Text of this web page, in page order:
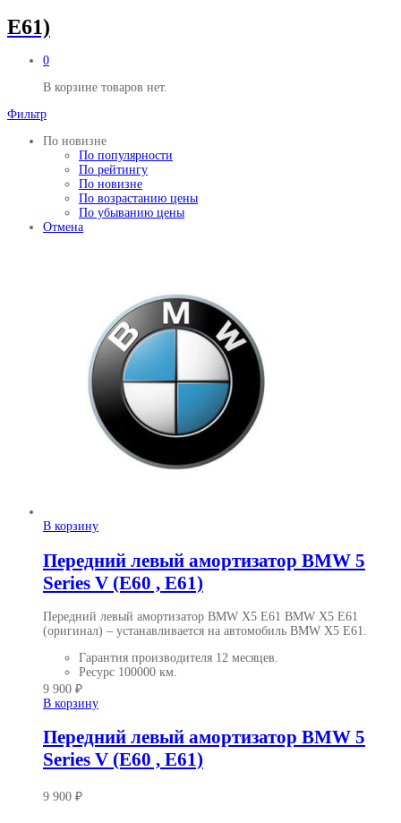
E61)
0
В корзине товаров нет.
Фильтр
По новизне
По популярности
По рейтингу
По новизне
По возрастанию цены
По убыванию цены
Отмена
В корзину
Передний левый амортизатор BMW 5
Series V (E60 , E61)
Передний левый амортизатор BMW X5 E61 BMW X5 E61
(оригинал) – устанавливается на автомобиль BMW X5 E61.
Гарантия производителя 12 месяцев.
Ресурс 100000 км.
9 900 ₽
В корзину
Передний левый амортизатор BMW 5
Series V (E60 , E61)
9 900 ₽